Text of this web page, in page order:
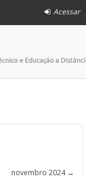
Acessar
novembro 2024 →